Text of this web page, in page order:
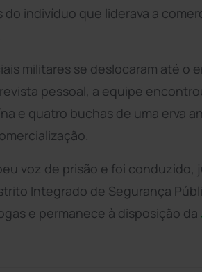
indivíduo que liderava a
militares se deslocaram até o
pessoal, a equipe
e quatro buchas de uma erva
voz de prisão e foi conduzido,
Integrado de Segurança
e permanece à disposição da